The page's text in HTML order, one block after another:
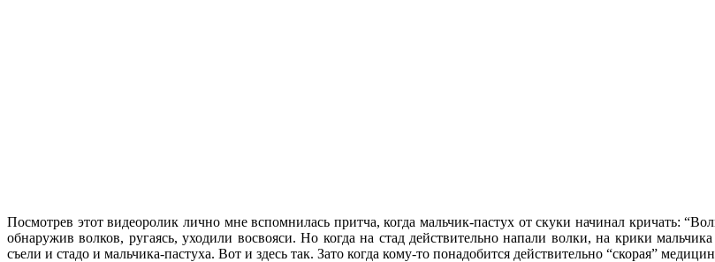
Посмотрев этот видеоролик лично мне вспомнилась притча, когда мальчик-пастух от скуки начинал кричать:
обнаружив волков, ругаясь, уходили восвояси. Но когда на стад действительно напали волки, на крики
съели и стадо и мальчика-пастуха. Вот и здесь так. Зато когда кому-то понадобится действительно “скорая”